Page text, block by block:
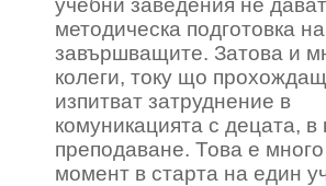
учебни заведения не
методическа подготовка на
завършващите. Затова и
колеги, току що
изпитват затруднение в
комуникацията с децата, в
преподаване. Това е
момент в старта на един